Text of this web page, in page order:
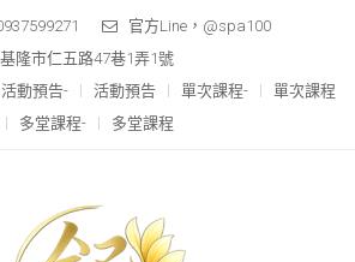
官方Line，@spa100
基隆市仁五路47巷1弄1號
活動預告- 活動預告 單次課程-
單次課程
多堂課程-
多堂課程